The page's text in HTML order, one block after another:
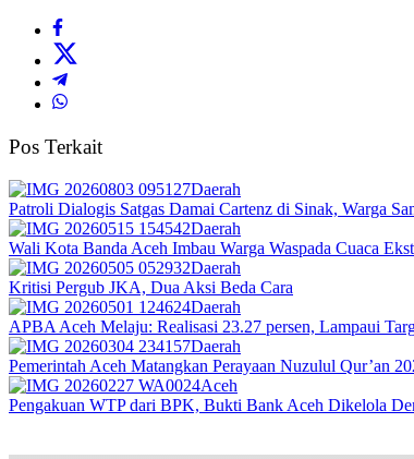
Pos Terkait
Daerah
Patroli Dialogis Satgas Damai Cartenz di Sinak, Warga
Daerah
Wali Kota Banda Aceh Imbau Warga Waspada Cuaca
Daerah
Kritisi Pergub JKA, Dua Aksi Beda Cara
Daerah
APBA Aceh Melaju: Realisasi 23.27 persen, Lampaui
Daerah
Pemerintah Aceh Matangkan Perayaan Nuzulul Qur’an
Aceh
Pengakuan WTP dari BPK, Bukti Bank Aceh Dikelola